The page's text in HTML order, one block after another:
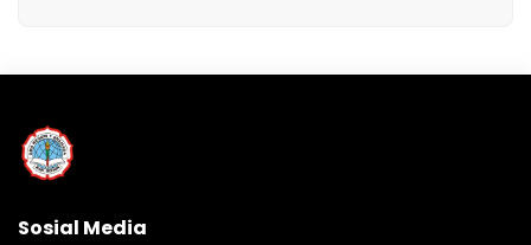
Sosial Media